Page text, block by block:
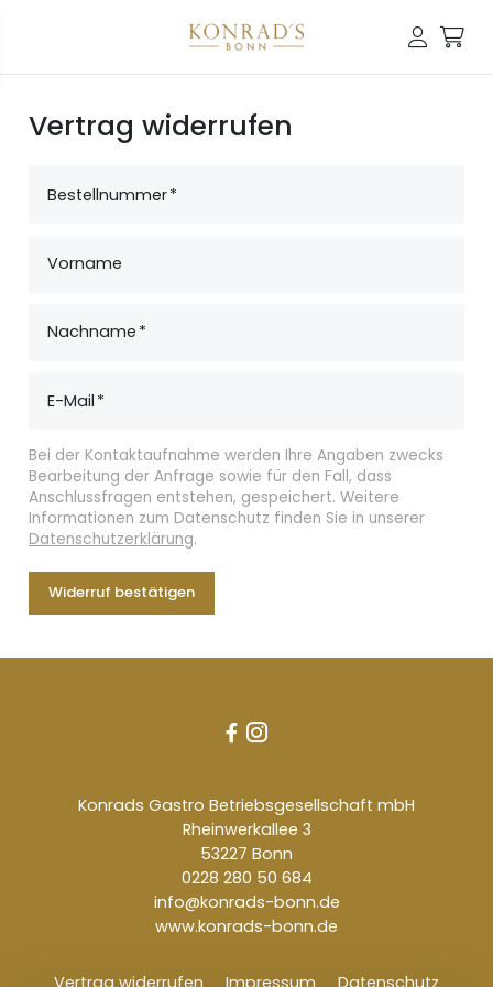
Vertrag widerrufen
Bestellnummer
Vorname
Nachname
E-Mail
Bei der Kontaktaufnahme werden Ihre Angaben zwecks
Bearbeitung der Anfrage sowie für den Fall, dass
Anschlussfragen entstehen, gespeichert. Weitere
Informationen zum Datenschutz finden Sie in unserer
Datenschutzerklärung.
Widerruf bestätigen
 
Konrads Gastro Betriebsgesellschaft mbH
Rheinwerkallee 3
53227 Bonn
0228 280 50 684
info@konrads-bonn.de
www.konrads-bonn.de